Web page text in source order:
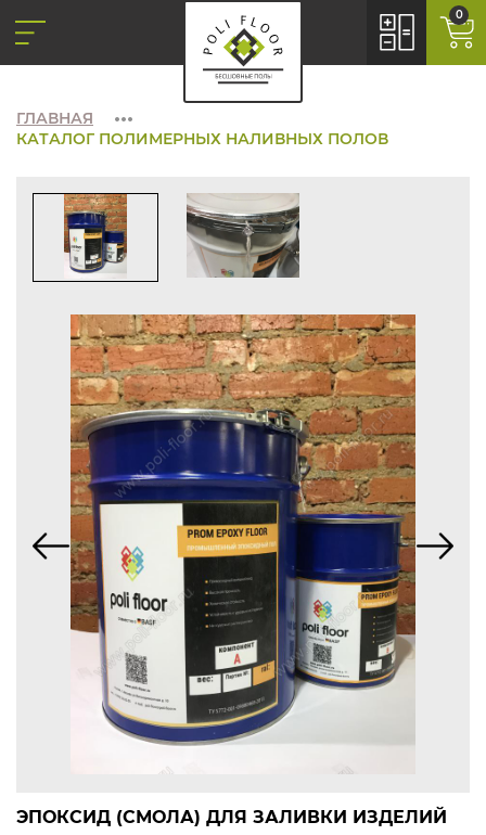
0
ГЛАВНАЯ
КАТАЛОГ ПОЛИМЕРНЫХ НАЛИВНЫХ ПОЛОВ
ЭПОКСИД (СМОЛА) ДЛЯ ЗАЛИВКИ ИЗДЕЛИЙ